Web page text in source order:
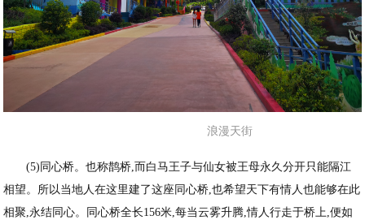
浪漫天街
(5)同心桥。也称鹊桥,而白马王子与仙女被王母永久分开只能隔江
相望。所以当地人在这里建了这座同心桥,也希望天下有情人也能够在此
相聚,永结同心。同心桥全长156米,每当云雾升腾,情人行走于桥上,便如